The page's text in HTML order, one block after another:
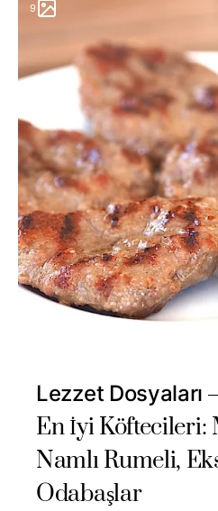
9
Lezzet Dosyaları
En İyi Köftecileri:
Namlı Rumeli,
Odabaşlar